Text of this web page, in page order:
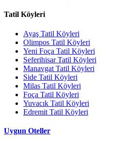
Tatil Köyleri
Ayaş Tatil Köyleri
Olimpos Tatil Köyleri
Yeni Foça Tatil Köyleri
Seferihisar Tatil Köyleri
Manavgat Tatil Köyleri
Side Tatil Köyleri
Milas Tatil Köyleri
Foça Tatil Köyleri
Yuvacık Tatil Köyleri
Edremit Tatil Köyleri
Uygun Oteller